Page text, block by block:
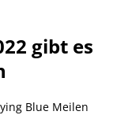
gibt es
Blue Meilen